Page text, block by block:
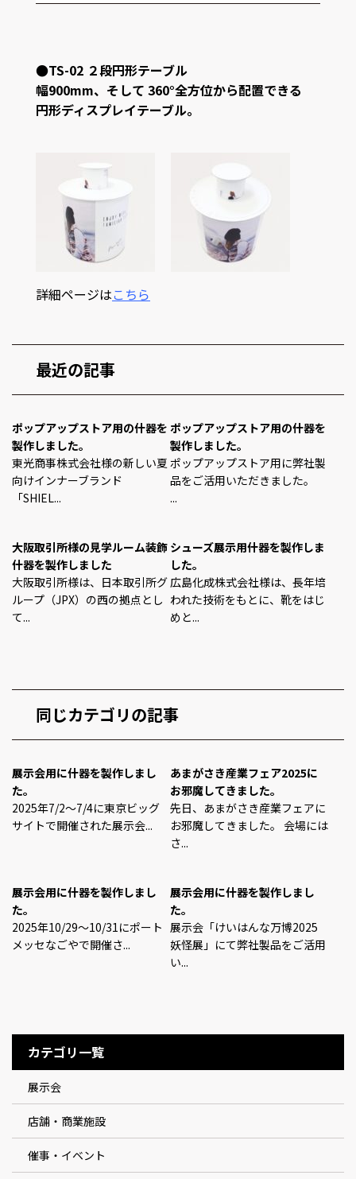
●TS-02 ２段円形テーブル
幅900mm、そして 360°全方位から配置できる
円形ディスプレイテーブル。
詳細ページはこちら
最近の記事
ポップアップストア用の什器を
製作しました。
東光商事株式会社様の新しい夏
向けインナーブランド
「SHIEL...
ポップアップストア用の什器を
製作しました。
ポップアップストア用に弊社製
品をご活用いただきました。
...
大阪取引所様の見学ルーム装飾
什器を製作しました
大阪取引所様は、日本取引所グ
ループ（JPX）の西の拠点とし
て...
シューズ展示用什器を製作しま
した。
広島化成株式会社様は、長年培
われた技術をもとに、靴をはじ
めと...
同じカテゴリの記事
展示会用に什器を製作しまし
た。
2025年7/2～7/4に東京ビッグ
サイトで開催された展示会...
あまがさき産業フェア2025に
お邪魔してきました。
先日、あまがさき産業フェアに
お邪魔してきました。 会場には
さ...
展示会用に什器を製作しまし
た。
2025年10/29～10/31にポート
メッセなごやで開催さ...
展示会用に什器を製作しまし
た。
展示会「けいはんな万博2025
妖怪展」にて弊社製品をご活用
い...
カテゴリ一覧
展示会
店舗・商業施設
催事・イベント